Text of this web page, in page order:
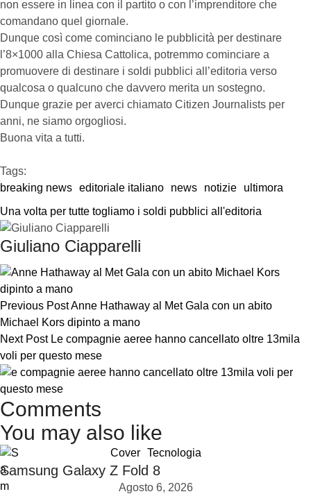
non essere in linea con il partito o con l’imprenditore che
comandano quel giornale.
Dunque così come cominciano le pubblicità per destinare
l’8×1000 alla Chiesa Cattolica, potremmo cominciare a
promuovere di destinare i soldi pubblici all’editoria verso
qualcosa o qualcuno che davvero merita un sostegno.
Dunque grazie per averci chiamato Citizen Journalists per
anni, ne siamo orgogliosi.
Buona vita a tutti.
Tags:
breaking news editoriale italiano news notizie
ultimora
Una volta per tutte togliamo i soldi pubblici all'editoria
Giuliano Ciapparelli
Previous PostAnne Hathaway al Met Gala con un abito
Michael Kors dipinto a mano
Next Post Le compagnie aeree hanno cancellato oltre 13mila
voli per questo mese
Comments
You may also like
Cover Tecnologia
Samsung Galaxy Z Fold 8
Agosto 6, 2026